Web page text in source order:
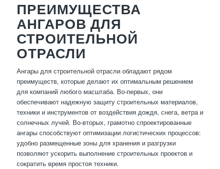
ПРЕИМУЩЕСТВА
АНГАРОВ ДЛЯ
СТРОИТЕЛЬНОЙ
ОТРАСЛИ
Ангары для строительной отрасли обладают рядом
преимуществ, которые делают их оптимальным решением
для компаний любого масштаба. Во-первых, они
обеспечивают надежную защиту строительных материалов,
техники и инструментов от воздействия дождя, снега, ветра и
солнечных лучей. Во-вторых, грамотно спроектированные
ангары способствуют оптимизации логистических процессов:
удобно размещенные зоны для хранения и разгрузки
позволяют ускорить выполнение строительных проектов и
сократить время простоя техники.